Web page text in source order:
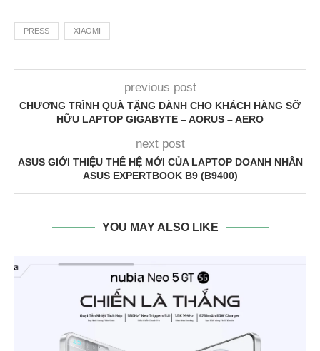
PRESS XIAOMI
previous post
CHƯƠNG TRÌNH QUÀ TẶNG DÀNH CHO KHÁCH HÀNG SỠ
HỮU LAPTOP GIGABYTE – AORUS – AERO
next post
ASUS GIỚI THIỆU THẾ HỆ MỚI CỦA LAPTOP DOANH NHÂN
ASUS EXPERTBOOK B9 (B9400)
YOU MAY ALSO LIKE